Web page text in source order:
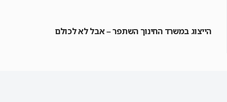
הייצוג במשרד החינוך השתפר – אבל לא לכולם